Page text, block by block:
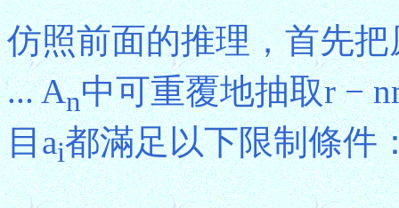
仿照前面的推理，首先
... An中可重覆地抽取r −
目ai都滿足以下限制條件